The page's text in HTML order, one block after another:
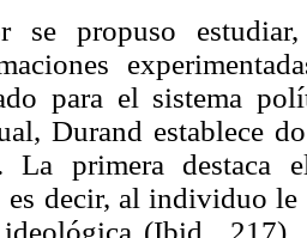
se propuso
para el sistema
Durand establece
La primera destaca
decir, al individuo